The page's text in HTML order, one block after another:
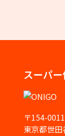
スーパ
〒154-0011
東京都世